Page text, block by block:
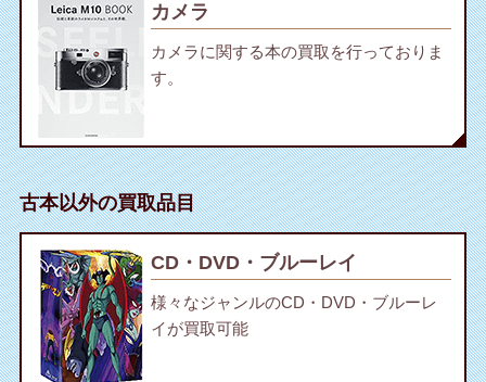
カメラ
カメラに関する本の買取を行っておりま
す。
古本以外の買取品目
CD・DVD・ブルーレイ
様々なジャンルのCD・DVD・ブルーレ
イが買取可能